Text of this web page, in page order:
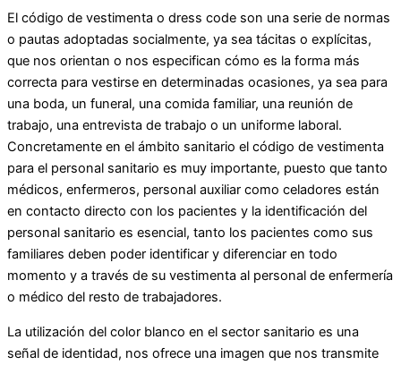
El código de vestimenta o dress code son una serie de normas
o pautas adoptadas socialmente, ya sea tácitas o explícitas,
que nos orientan o nos especifican cómo es la forma más
correcta para vestirse en determinadas ocasiones, ya sea para
una boda, un funeral, una comida familiar, una reunión de
trabajo, una entrevista de trabajo o un uniforme laboral.
Concretamente en el ámbito sanitario el código de vestimenta
para el personal sanitario es muy importante, puesto que tanto
médicos, enfermeros, personal auxiliar como celadores están
en contacto directo con los pacientes y la identificación del
personal sanitario es esencial, tanto los pacientes como sus
familiares deben poder identificar y diferenciar en todo
momento y a través de su vestimenta al personal de enfermería
o médico del resto de trabajadores.
La utilización del color blanco en el sector sanitario es una
señal de identidad, nos ofrece una imagen que nos transmite